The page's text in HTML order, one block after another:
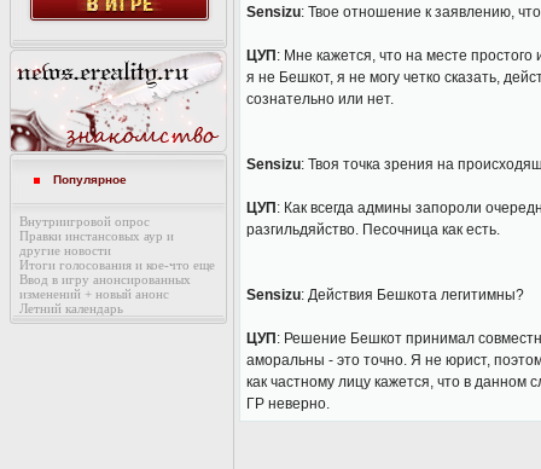
Популярное
Внутриигровой опрос
Правки инстансовых аур и
другие новости
Итоги голосования и кое-что еще
Ввод в игру анонсированных
изменений + новый анонс
Летний календарь
Sensizu: Твое отношение к заявлению,
ЦУП : Мне кажется, что на месте
я не Бешкот, я не могу четко сказать,
сознательно или нет.
Sensizu: Твоя точка зрения на
ЦУП : Как всегда админы запороли
разгильдяйство. Песочница как есть.
Sensizu: Действия Бешкота легитимны?
ЦУП : Решение Бешкот принимал
аморальны - это точно. Я не юрист,
как частному лицу кажется, что в
ГР неверно.